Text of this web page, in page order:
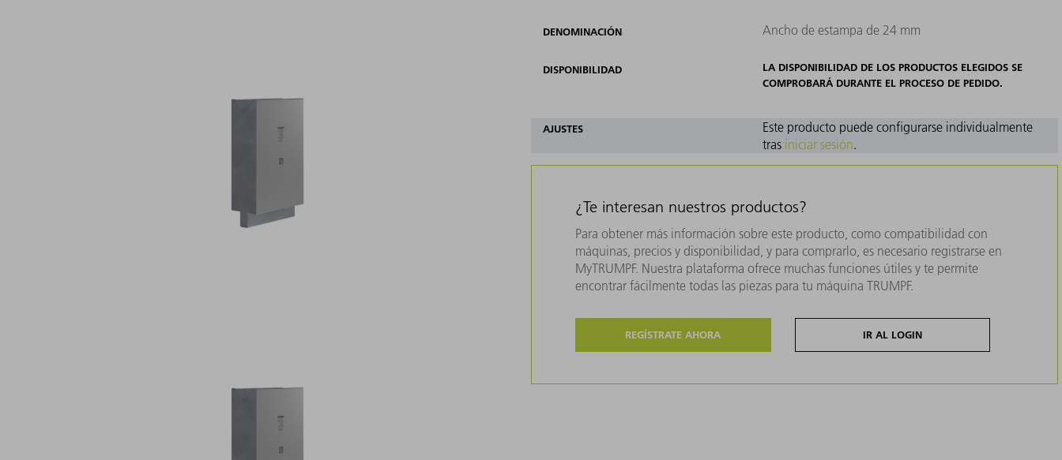
DENOMINACIÓN Ancho de estampa de 24 mm
DISPONIBILIDAD
LA DISPONIBILIDAD DE LOS PRODUCTOS ELEGIDOS SE
COMPROBARÁ DURANTE EL PROCESO DE PEDIDO.
AJUSTES
Este producto puede configurarse individualmente
tras iniciar sesión.
¿Te interesan nuestros productos?
Para obtener más información sobre este producto, como compatibilidad con
máquinas, precios y disponibilidad, y para comprarlo, es necesario registrarse en
MyTRUMPF. Nuestra plataforma ofrece muchas funciones útiles y te permite
encontrar fácilmente todas las piezas para tu máquina TRUMPF.
REGÍSTRATE AHORA IR AL LOGIN